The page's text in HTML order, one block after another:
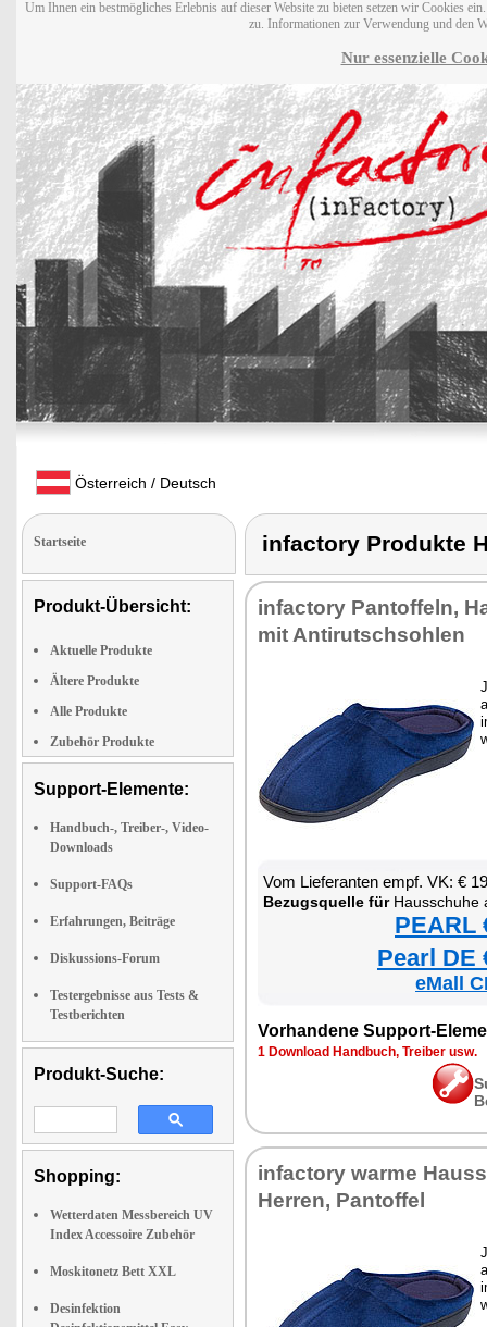
Um Ihnen ein bestmögliches Erlebnis auf dieser Website zu bieten setzen wir Cookies
zu. Informationen zur Verwendung und den
Nur essenzielle
Österreich / Deutsch
Startseite
Produkt-Übersicht:
Aktuelle Produkte
Ältere Produkte
Alle Produkte
Zubehör Produkte
Support-Elemente:
Handbuch-, Treiber-, Video-
Downloads
Support-FAQs
Erfahrungen, Beiträge
Diskussions-Forum
Testergebnisse aus Tests &
Testberichten
Produkt-Suche:
Shopping:
Wetterdaten Messbereich UV
Index Accessoire Zubehör
Moskitonetz Bett XXL
Desinfektion
infactory Produkte
infactory Pantoffeln,
mit Antirutschsohlen
Vom Lieferanten empf. VK: €
Bezugsquelle fürHausschuhe
PEARL
Pearl DE
eMall
Vorhandene Support-
1 Download Handbuch, Treiber usw.
infactory warme
Herren, Pantoffel